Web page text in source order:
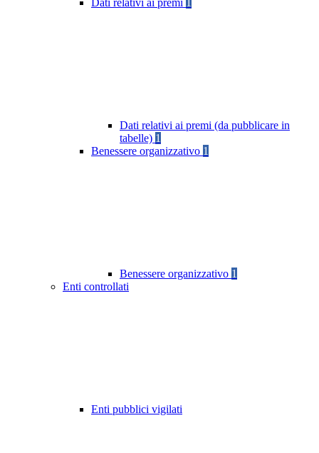
Dati relativi ai premi
Dati relativi ai premi (da pubblicare in
tabelle) 1
Benessere organizzativo 1
Benessere organizzativo 1
Enti controllati
Enti pubblici vigilati